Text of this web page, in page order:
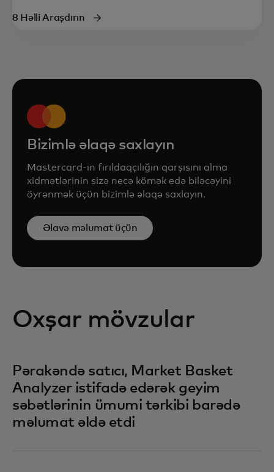
8 Həlli Araşdırın
Bizimlə əlaqə saxlayın
Mastercard-ın fırıldaqçılığın qarşısını alma
xidmətlərinin sizə necə kömək edə biləcəyini
öyrənmək üçün bizimlə əlaqə saxlayın.
Əlavə məlumat üçün
Oxşar mövzular
Pərakəndə satıcı, Market Basket
Analyzer istifadə edərək geyim
səbətlərinin ümumi tərkibi barədə
məlumat əldə etdi